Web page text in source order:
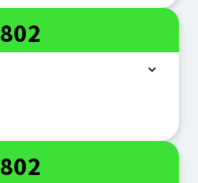
Linie
802
Linie
802